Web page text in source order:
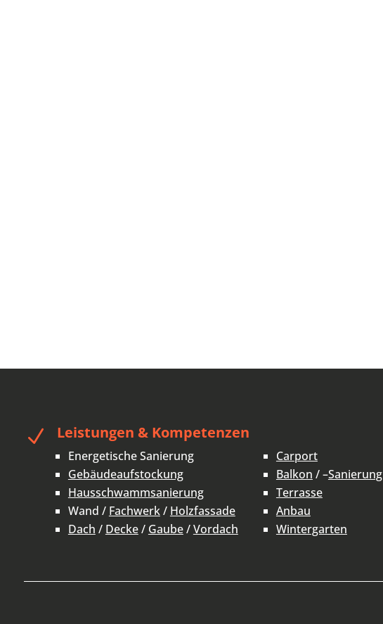
N Leistungen & Kompetenzen
Energetische Sanierung
Gebäudeaufstockung
Hausschwammsanierung
Wand / Fachwerk/ Holzfassade
Dach / Decke/ Gaube/Vordach
Carport
Balkon / –Sanierung
Terrasse
Anbau
Wintergarten